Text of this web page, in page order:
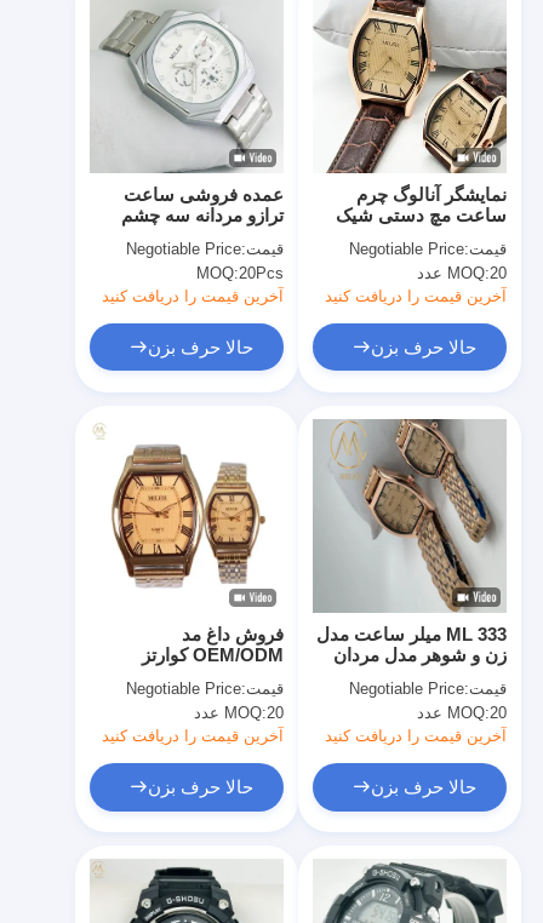
محصولات
درباره ما
بازدید از کارخانه
کنترل کیفیت
تماس با ما
پرونده ها
عمده فروشی ساعت
ترازو مردانه سه چشم
ضد آب
قیمت:Negotiable Price
MOQ:20Pcs
آخرین قیمت را دریافت کنید
حالا حرف بزن
نمایشگر آنالوگ چرم
ساعت مچ دستی شیک
زندگی فعال
قیمت:Negotiable Price
MOQ:20 عدد
آخرین قیمت را دریافت کنید
حالا حرف بزن
فروش داغ مد
OEM/ODM کوارتز
قیمت:Negotiable Price
MOQ:20 عدد
آخرین قیمت را دریافت کنید
حالا حرف بزن
ML 333 میلر ساعت مدل
زن و شوهر مدل مردان
تاریخ نمایش ساعت
کوارتز
قیمت:Negotiable Price
MOQ:20 عدد
آخرین قیمت را دریافت کنید
حالا حرف بزن